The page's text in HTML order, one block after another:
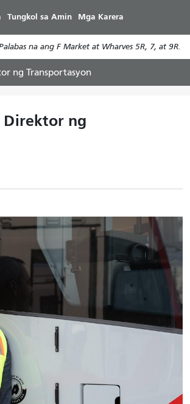
ang
pangunahing
nilalaman
Tungkol sa Amin Mga Karera
na ang F Market at Wharves 5R, 7, at 9R.
ng Transportasyon
Direktor ng